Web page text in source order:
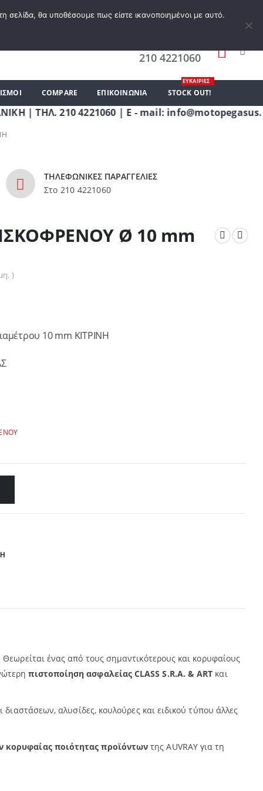
ΕΠΙΘΥΜΙΏΝ Ο ΛΟΓΑΡΙΑΣΜΌΣ ΜΟΥ ΚΑΛΆΘΙ ΑΓΟΡΏΝ ΣΎΝΔΕΣΗ
210 4221060
COMPARE ΕΠΙΚΟΙΝΩΝΊΑ STOCK OUT!
ΕΥΚΑΙΡΙΕΣ
4221060 | E - mail: info@motopegasus.com |
ΤΗΛΕΦΩΝΙΚΕΣ ΠΑΡΑΓΓΕΛΙΕΣ
Στο 210 4221060
Ø 10 mm
)
10 mm ΚΙΤΡΙΝΗ
ένας από τους σημαντικότερους και κορυφαίους
πιστοποίηση ασφαλείας CLASS S.R.A. & ART και
αλυσίδες, κουλούρες και ειδικού τύπου άλλες
κορυφαίας ποιότητας προϊόντων της AUVRAY για τη
σελίδα, θα υποθέσουμε πως είστε ικανοποιημένοι με αυτό.